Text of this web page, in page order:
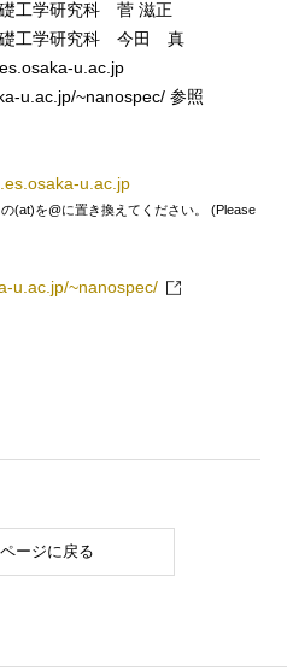
工学研究科 菅 滋正
工学研究科 今田 真
u.ac.jp
u.ac.jp/~nanospec/ 参照
u.ac.jp
(at)を@に置き換えてください。 (Please
u.ac.jp/~nanospec/
ージに戻る